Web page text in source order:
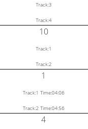
Track:3
Track:4
10
Track:1
Track:2
1
Track:1 Time:04:06
Track:2 Time:04:56
4